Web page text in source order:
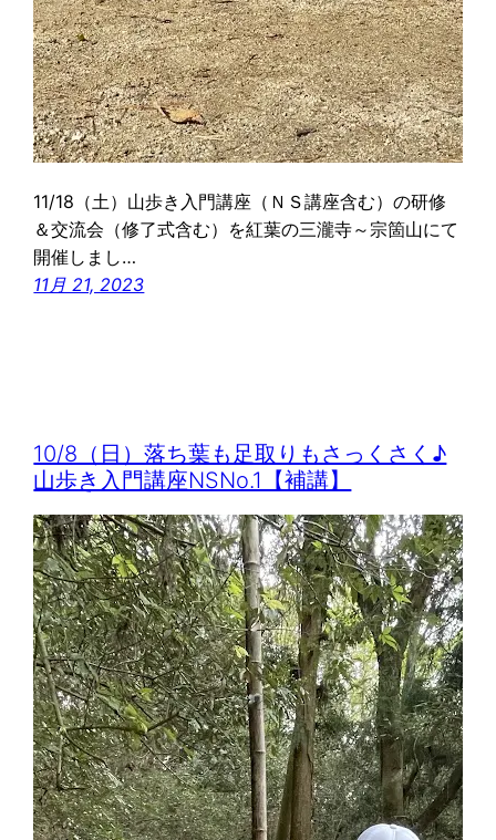
11/18（土）山歩き入門講座（ＮＳ講座含む）の研修
＆交流会（修了式含む）を紅葉の三瀧寺～宗箇山にて
開催しまし…
11月 21, 2023
10/8（日）落ち葉も足取りもさっくさく♪
山歩き入門講座NSNo.1【補講】